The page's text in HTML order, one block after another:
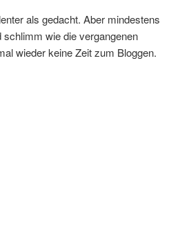
als gedacht. Aber mindestens
wie die vergangenen
wieder keine Zeit zum Bloggen.